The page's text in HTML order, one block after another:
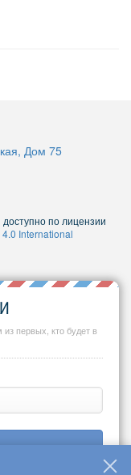
Дом 75
по лицензии
International
первых, кто будет в